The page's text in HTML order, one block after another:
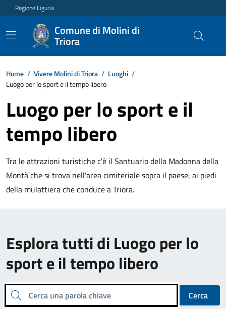
Regione Liguria
Comune di Molini di
Triora
Home / Vivere Molini di Triora / Luoghi /
Luogo per lo sport e il tempo libero
Luogo per lo sport e il
tempo libero
Tra le attrazioni turistiche c'è il Santuario della Madonna della
Montà che si trova nell'area cimiteriale sopra il paese, ai piedi
della mulattiera che conduce a Triora.
Esplora tutti di Luogo per lo
sport e il tempo libero
Cerca una parola chiave
Cerca